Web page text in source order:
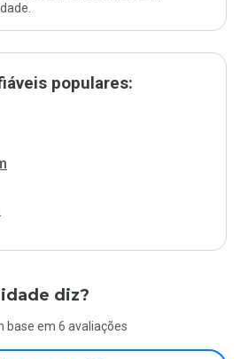
populares:
diz?
base em 6 avaliações